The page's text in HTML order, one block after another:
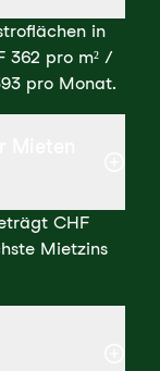
in
362 pro m² /
pro Monat.
CHF
Mietzins